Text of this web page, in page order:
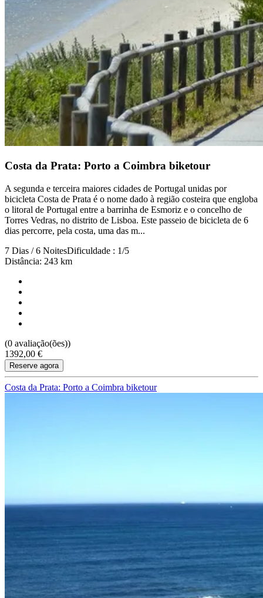
Trás-os-Montes e Alto Douro de Bicicleta - Top Bike Tours
7 Dias|5/5
Costa da Prata: Porto a Coimbra biketour
A segunda e terceira maiores cidades de Portugal unidas por
bicicleta Costa de Prata é o nome dado à região costeira que engloba
o litoral de Portugal entre a barrinha de Esmoriz e o concelho de
Torres Vedras, no distrito de Lisboa. Este passeio de bicicleta de 6
dias percorre, pela costa, uma das m...
7 Dias / 6 NoitesDificuldade : 1/5
Distância: 243 km
(0 avaliação(ões))
1392,00 €
Reserve agora
Costa da Prata: Porto a Coimbra biketour